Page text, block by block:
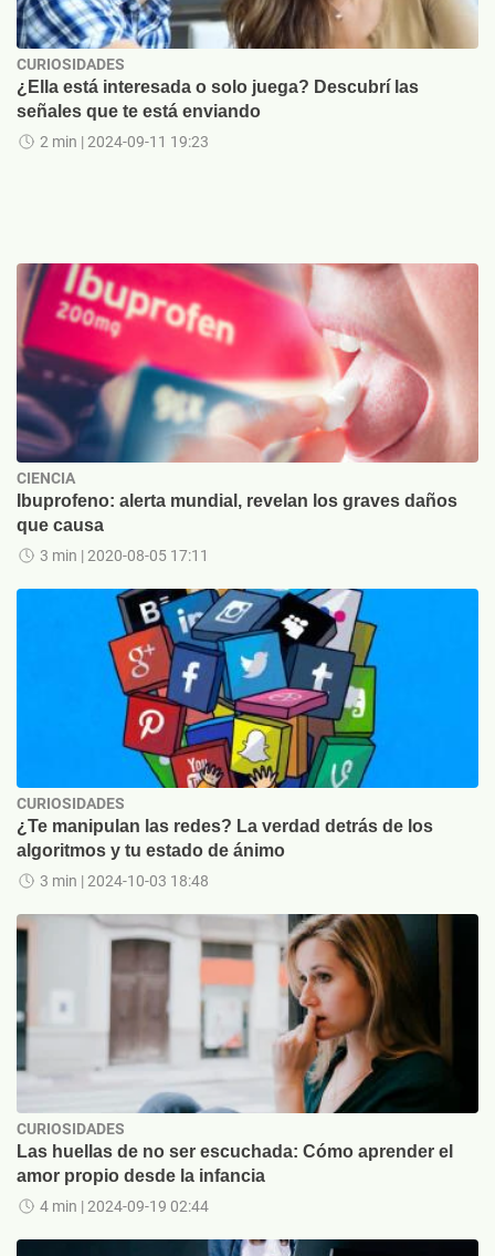
CURIOSIDADES
¿Ella está interesada o solo juega? Descubrí las
señales que te está enviando
2 min | 2024-09-11 19:23
CIENCIA
Ibuprofeno: alerta mundial, revelan los graves daños
que causa
3 min | 2020-08-05 17:11
CURIOSIDADES
¿Te manipulan las redes? La verdad detrás de los
algoritmos y tu estado de ánimo
3 min | 2024-10-03 18:48
CURIOSIDADES
Las huellas de no ser escuchada: Cómo aprender el
amor propio desde la infancia
4 min | 2024-09-19 02:44